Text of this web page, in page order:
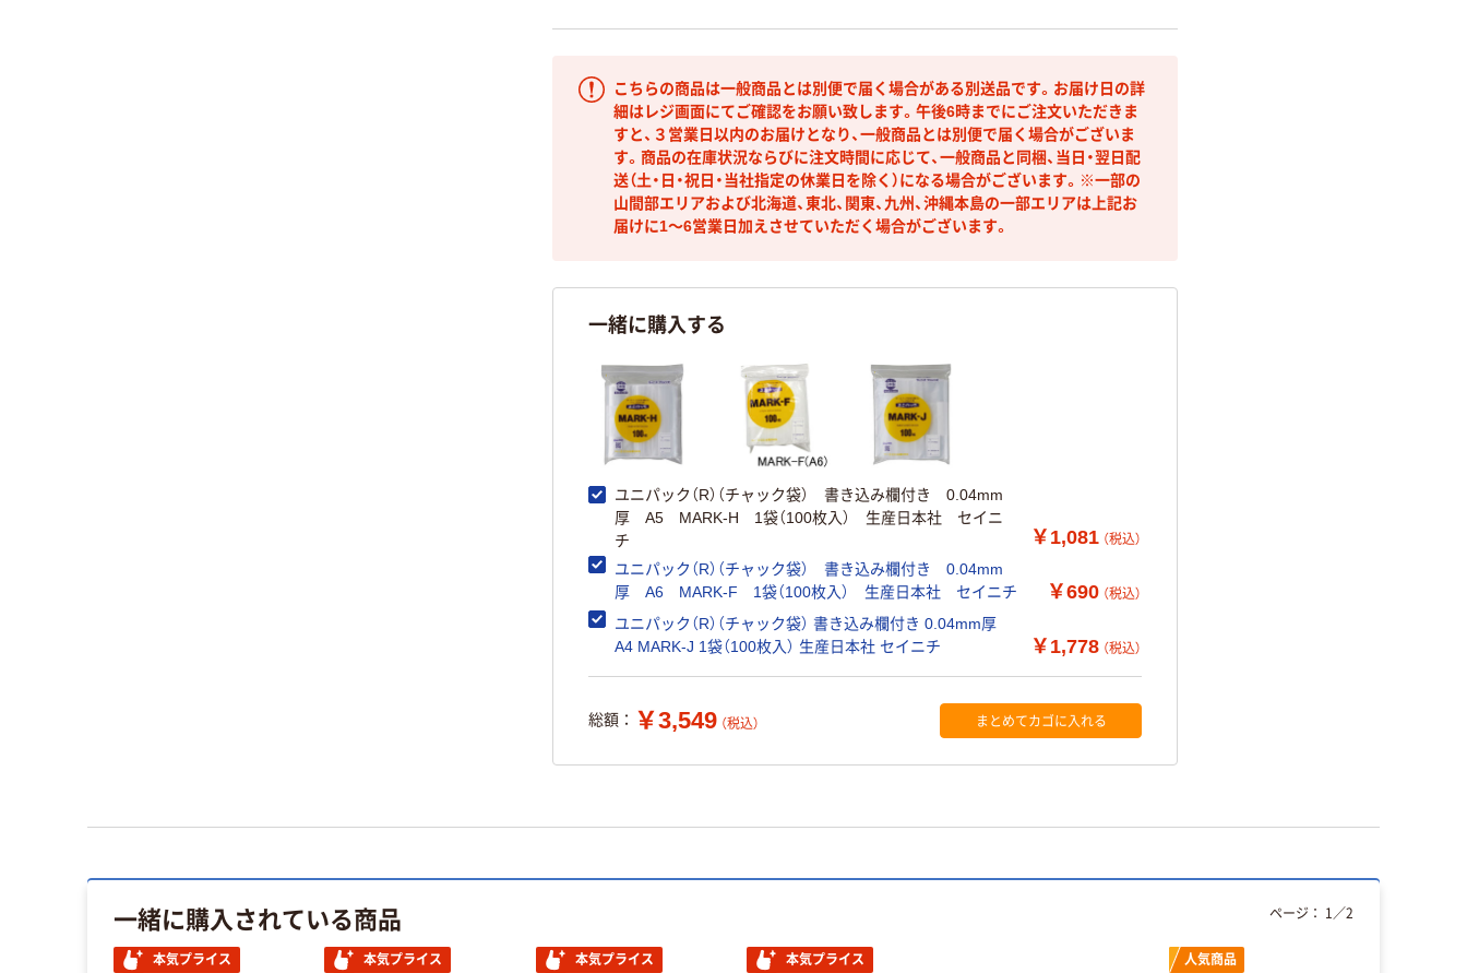
こちらの商品は一般商品とは別便で届く場合がある別送品です。お届け日の詳
細はレジ画面にてご確認をお願い致します。午後6時までにご注文いただきま
すと、３営業日以内のお届けとなり、一般商品とは別便で届く場合がございま
す。商品の在庫状況ならびに注文時間に応じて、一般商品と同梱、当日・翌日配
送（土・日・祝日・当社指定の休業日を除く）になる場合がございます。※一部の
山間部エリアおよび北海道、東北、関東、九州、沖縄本島の一部エリアは上記お
届けに1～6営業日加えさせていただく場合がございます。
一緒に購入する
ユニパック（R）（チャック袋） 書き込み欄付き 0.04mm
厚 A5 MARK-H 1袋（100枚入） 生産日本社 セイニ
チ
￥1,081 （税込）
ユニパック（R）（チャック袋） 書き込み欄付き 0.04mm
厚 A6 MARK-F 1袋（100枚入） 生産日本社 セイニチ
￥690 （税込）
ユニパック（R）（チャック袋） 書き込み欄付き 0.04mm厚
A4 MARK-J 1袋（100枚入） 生産日本社 セイニチ
￥1,778 （税込）
総額： ￥3,549 （税込） まとめてカゴに入れる
一緒に購入されている商品
本気プライス 本気プライス 本気プライス 本気プライス 人気商品
ページ： 1 ／2